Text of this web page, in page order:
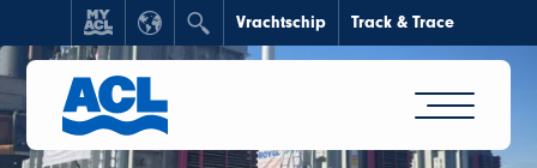
Vrachtschip Track & Trace